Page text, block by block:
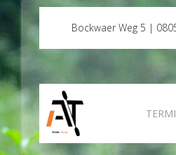
Bockwaer Weg 5 |